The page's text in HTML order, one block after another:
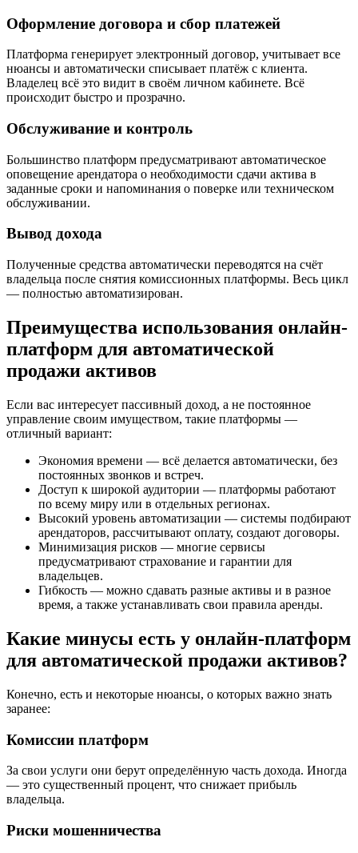
Оформление договора и сбор платежей
Платформа генерирует электронный договор, учитывает все
нюансы и автоматически списывает платёж с клиента.
Владелец всё это видит в своём личном кабинете. Всё
происходит быстро и прозрачно.
Обслуживание и контроль
Большинство платформ предусматривают автоматическое
оповещение арендатора о необходимости сдачи актива в
заданные сроки и напоминания о поверке или техническом
обслуживании.
Вывод дохода
Полученные средства автоматически переводятся на счёт
владельца после снятия комиссионных платформы. Весь цикл
— полностью автоматизирован.
Преимущества использования онлайн-
платформ для автоматической
продажи активов
Если вас интересует пассивный доход, а не постоянное
управление своим имуществом, такие платформы —
отличный вариант:
Экономия времени — всё делается автоматически, без
постоянных звонков и встреч.
Доступ к широкой аудитории — платформы работают
по всему миру или в отдельных регионах.
Высокий уровень автоматизации — системы подбирают
арендаторов, рассчитывают оплату, создают договоры.
Минимизация рисков — многие сервисы
предусматривают страхование и гарантии для
владельцев.
Гибкость — можно сдавать разные активы и в разное
время, а также устанавливать свои правила аренды.
Какие минусы есть у онлайн-платформ
для автоматической продажи активов?
Конечно, есть и некоторые нюансы, о которых важно знать
заранее:
Комиссии платформ
За свои услуги они берут определённую часть дохода. Иногда
— это существенный процент, что снижает прибыль
владельца.
Риски мошенничества